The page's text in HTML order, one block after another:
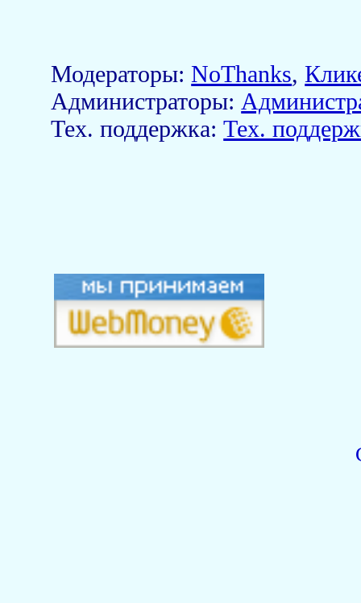
Модераторы:NoThanks,
Aдминистраторы:
Тех. поддержка:Тех.